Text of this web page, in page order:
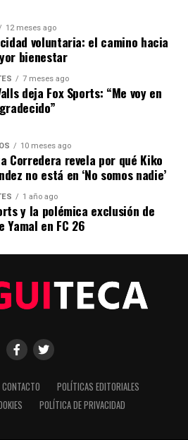
combina
HTTPS + cifrado,
antifraude ,políticas de
de identidad
cojea.
con responsabilidad y solo si
complica caso contra
una viajera que prefiere mirar
primera línea, buscamos los
rigor y contamos las historias que
12 meses ago
voluntaria: el camino hacia
bienestar
7 meses ago
deja Fox Sports: “Me voy en
10 meses ago
Corredera revela por qué Kiko
no está en ‘No somos nadie’
1 año ago
y la polémica exclusión de
Yamal en FC 26
CONTACTO
POLÍTICAS EDITORIALES
POLÍTICA DE PRIVACIDAD